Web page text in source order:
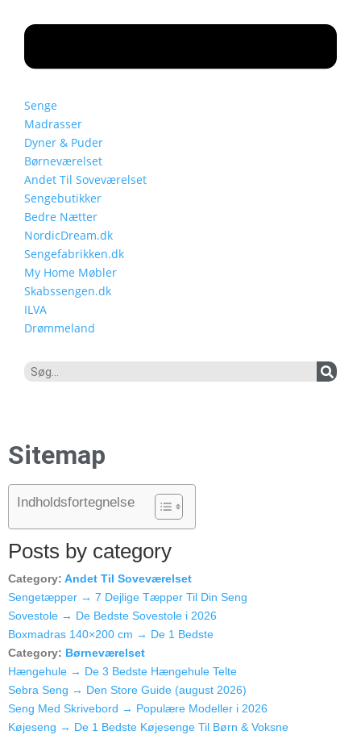
Senge
Madrasser
Dyner & Puder
Børneværelset
Andet Til Soveværelset
Sengebutikker
Bedre Nætter
NordicDream.dk
Sengefabrikken.dk
My Home Møbler
Skabssengen.dk
ILVA
Drømmeland
Sitemap
Indholdsfortegnelse
Posts by category
Category: Andet Til Soveværelset
Sengetæpper → 7 Dejlige Tæpper Til Din Seng
Sovestole → De Bedste Sovestole i 2026
Boxmadras 140×200 cm → De 1 Bedste
Category: Børneværelset
Hængehule → De 3 Bedste Hængehule Telte
Sebra Seng → Den Store Guide (august 2026)
Seng Med Skrivebord → Populære Modeller i 2026
Køjeseng → De 1 Bedste Køjesenge Til Børn & Voksne